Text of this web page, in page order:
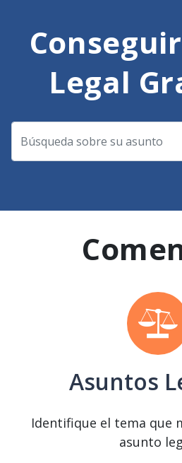
Legal
Asuntos
Identifique el tema que
asunto